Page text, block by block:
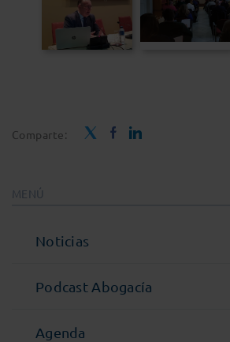
Comparte:
MENÚ
Noticias
Podcast Abogacía
Agenda